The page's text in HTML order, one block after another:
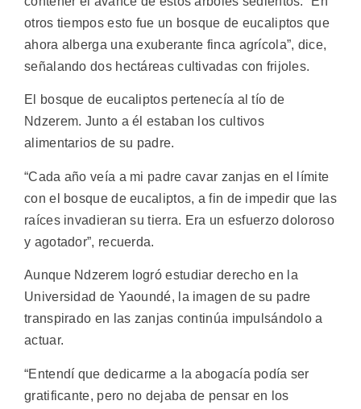
otros tiempos esto fue un bosque de eucaliptos que
ahora alberga una exuberante finca agrícola”, dice,
señalando dos hectáreas cultivadas con frijoles.
El bosque de eucaliptos pertenecía al tío de
Ndzerem. Junto a él estaban los cultivos
alimentarios de su padre.
“Cada año veía a mi padre cavar zanjas en el límite
con el bosque de eucaliptos, a fin de impedir que las
raíces invadieran su tierra. Era un esfuerzo doloroso
y agotador”, recuerda.
Aunque Ndzerem logró estudiar derecho en la
Universidad de Yaoundé, la imagen de su padre
transpirado en las zanjas continúa impulsándolo a
actuar.
“Entendí que dedicarme a la abogacía podía ser
gratificante, pero no dejaba de pensar en los